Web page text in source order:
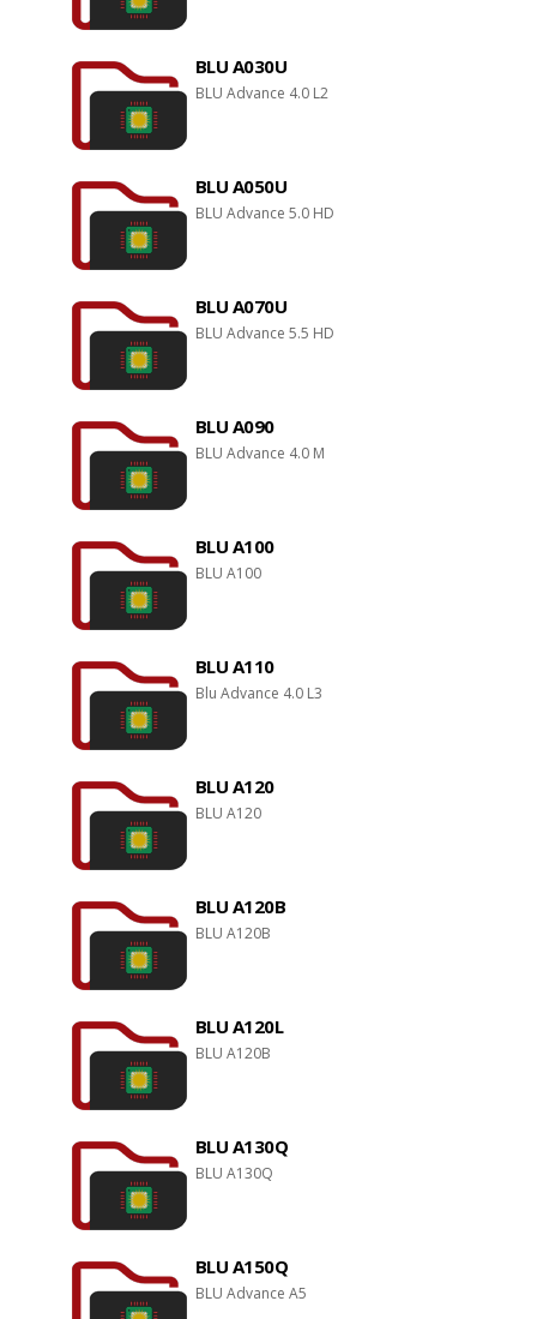
BLU A030U
BLU Advance 4.0 L2
BLU A050U
BLU Advance 5.0 HD
BLU A070U
BLU Advance 5.5 HD
BLU A090
BLU Advance 4.0 M
BLU A100
BLU A100
BLU A110
Blu Advance 4.0 L3
BLU A120
BLU A120
BLU A120B
BLU A120B
BLU A120L
BLU A120B
BLU A130Q
BLU A130Q
BLU A150Q
BLU Advance A5